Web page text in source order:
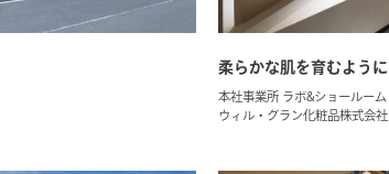
柔らかな肌を育むように
本社事業所 ラボ&ショールーム
ウィル・グラン化粧品株式会社